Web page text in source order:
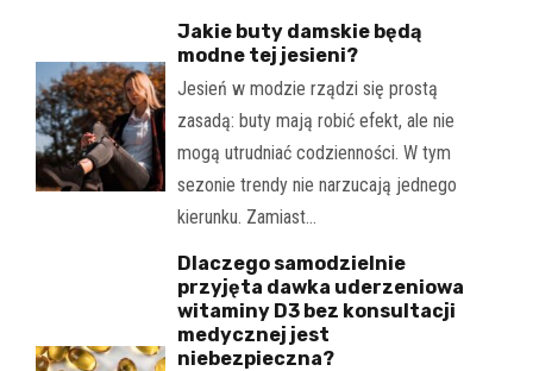
Jakie buty damskie będą
modne tej jesieni?
Jesień w modzie rządzi się prostą
zasadą: buty mają robić efekt, ale nie
mogą utrudniać codzienności. W tym
sezonie trendy nie narzucają jednego
kierunku. Zamiast…
Dlaczego samodzielnie
przyjęta dawka uderzeniowa
witaminy D3 bez konsultacji
medycznej jest
niebezpieczna?